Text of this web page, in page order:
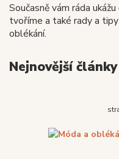
Současně vám ráda
tvoříme a také rady a
oblékání.
Nejnovější články